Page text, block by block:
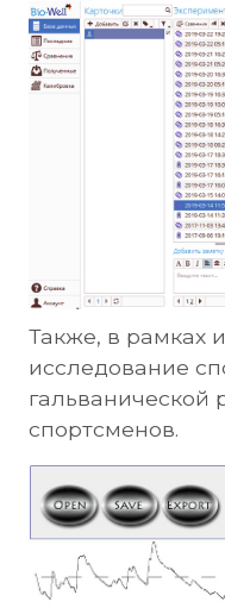
Также, в рамках
исследование
гальванической
спортсменов.